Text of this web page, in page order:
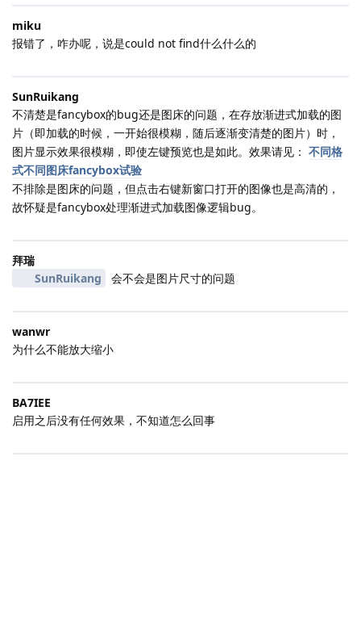
miku
报错了，咋办呢，说是could not find什么什么的
SunRuikang
不清楚是fancybox的bug还是图床的问题，在存放渐进式加载的图
片（即加载的时候，一开始很模糊，随后逐渐变清楚的图片）时，
图片显示效果很模糊，即使左键预览也是如此。效果请见： 不同格
式不同图床fancybox试验
不排除是图床的问题，但点击右键新窗口打开的图像也是高清的，
故怀疑是fancybox处理渐进式加载图像逻辑bug。
拜瑞
SunRuikang
会不会是图片尺寸的问题
wanwr
为什么不能放大缩小
BA7IEE
启用之后没有任何效果，不知道怎么回事